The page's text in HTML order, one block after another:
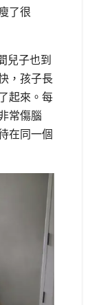
了很
兒子也到
，孩子長
起來。每
常傷腦
在同一個